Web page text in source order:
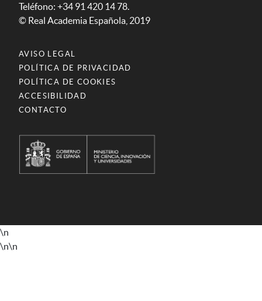
Teléfono: +34 91 420 14 78.
© Real Academia Española, 2019
AVISO LEGAL
POLÍTICA DE PRIVACIDAD
POLÍTICA DE COOKIES
ACCESIBILIDAD
CONTACTO
\n
\n\n